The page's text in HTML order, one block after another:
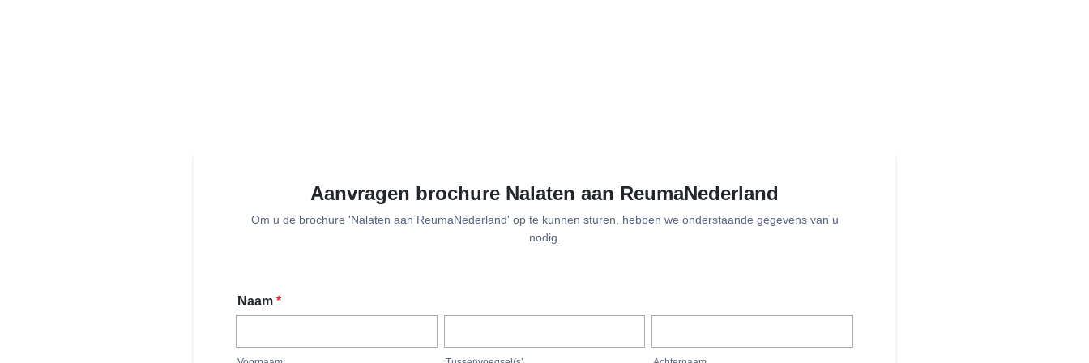
Aanvragen brochure Nalaten aan ReumaNederland
Om u de brochure 'Nalaten aan ReumaNederland' op te kunnen sturen, hebben we onderstaande gegevens van u
nodig.
Naam *